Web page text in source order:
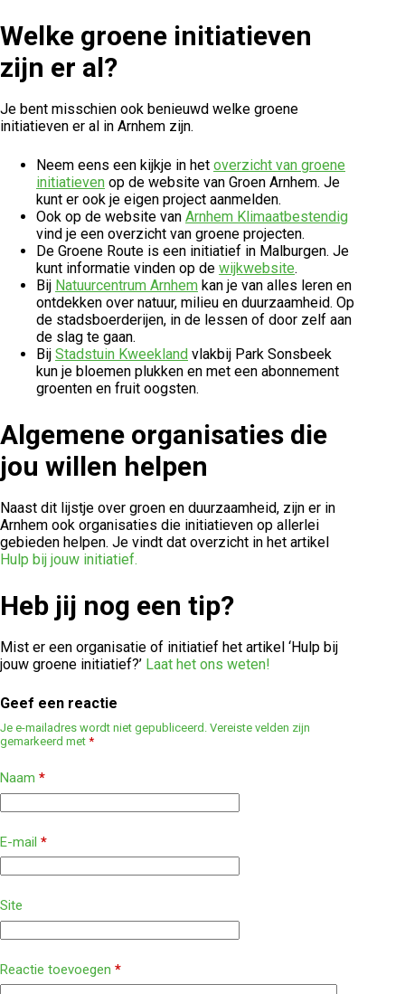
Welke groene initiatieven
zijn er al?
Je bent misschien ook benieuwd welke groene
initiatieven er al in Arnhem zijn.
Neem eens een kijkje in het overzicht van groene
initiatieven op de website van Groen Arnhem. Je
kunt er ook je eigen project aanmelden.
Ook op de website van Arnhem Klimaatbestendig
vind je een overzicht van groene projecten.
De Groene Route is een initiatief in Malburgen. Je
kunt informatie vinden op de wijkwebsite.
Bij Natuurcentrum Arnhem kan je van alles leren en
ontdekken over natuur, milieu en duurzaamheid. Op
de stadsboerderijen, in de lessen of door zelf aan
de slag te gaan.
Bij Stadstuin Kweekland vlakbij Park Sonsbeek
kun je bloemen plukken en met een abonnement
groenten en fruit oogsten.
Algemene organisaties die
jou willen helpen
Naast dit lijstje over groen en duurzaamheid, zijn er in
Arnhem ook organisaties die initiatieven op allerlei
gebieden helpen. Je vindt dat overzicht in het artikel
Hulp bij jouw initiatief.
Heb jij nog een tip?
Mist er een organisatie of initiatief het artikel ‘Hulp bij
jouw groene initiatief?’ Laat het ons weten!
Geef een reactie
Je e-mailadres wordt niet gepubliceerd. Vereiste velden zijn
gemarkeerd met *
Naam *
E-mail *
Site
Reactie toevoegen *